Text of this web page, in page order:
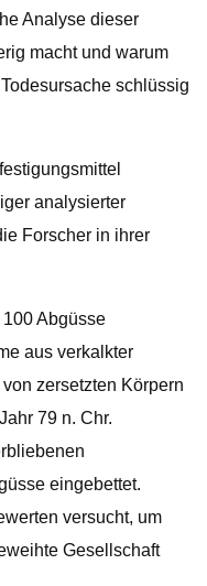
Analyse dieser
macht und warum
schlüssig
analysierter
Forscher in ihrer
Abgüsse
aus verkalkter
zersetzten Körpern
79 n. Chr.
eingebettet.
versucht, um
Gesellschaft